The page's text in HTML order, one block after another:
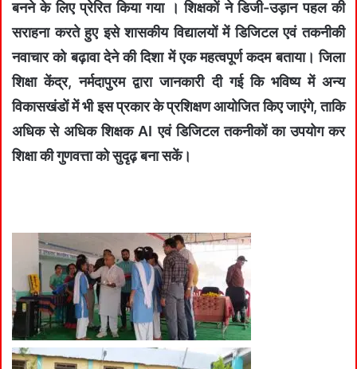
बनने के लिए प्रेरित किया गया । शिक्षकों ने डिजी-उड़ान पहल की
सराहना करते हुए इसे शासकीय विद्यालयों में डिजिटल एवं तकनीकी
नवाचार को बढ़ावा देने की दिशा में एक महत्वपूर्ण कदम बताया। जिला
शिक्षा केंद्र, नर्मदापुरम द्वारा जानकारी दी गई कि भविष्य में अन्य
विकासखंडों में भी इस प्रकार के प्रशिक्षण आयोजित किए जाएंगे, ताकि
अधिक से अधिक शिक्षक AI एवं डिजिटल तकनीकों का उपयोग कर
शिक्षा की गुणवत्ता को सुदृढ़ बना सकें।